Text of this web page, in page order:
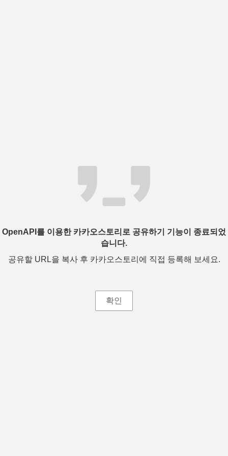
OpenAPI를 이용한 카카오스토리로 공유하기 기능이 종료되었
습니다.
공유할 URL을 복사 후 카카오스토리에 직접 등록해 보세요.
확인